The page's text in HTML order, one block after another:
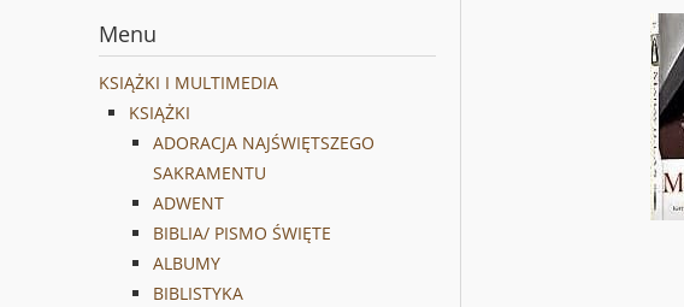
Menu
KSIĄŻKI I MULTIMEDIA
KSIĄŻKI
ADORACJA NAJŚWIĘTSZEGO
SAKRAMENTU
ADWENT
BIBLIA/ PISMO ŚWIĘTE
ALBUMY
BIBLISTYKA